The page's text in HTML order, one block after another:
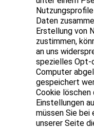
Daten
Erstellung von
zustimmen,
an uns
spezielles Opt-
Computer
gespeichert
Cookie löschen
Einstellungen
müssen Sie bei
unserer Seite